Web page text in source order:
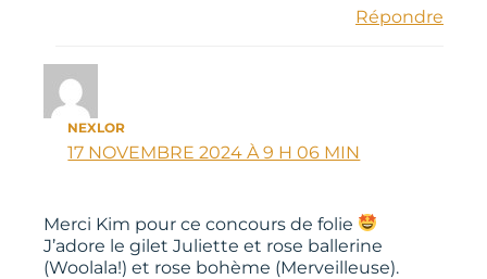
Répondre
NEXLOR
17 NOVEMBRE 2024 À 9 H 06 MIN
Merci Kim pour ce concours de folie
J’adore le gilet Juliette et rose ballerine
(Woolala!) et rose bohème (Merveilleuse).